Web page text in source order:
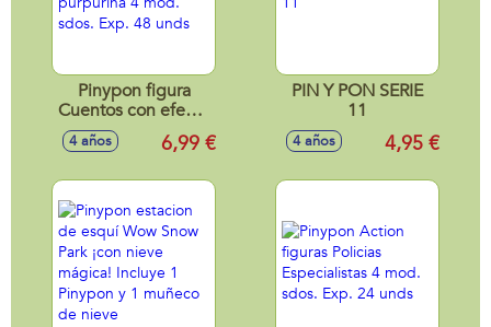
Pinypon figura
Cuentos con efecto
purpurina 4 mod.
sdos. Exp. 48 unds
4 años 6,99 €
PIN Y PON SERIE
11
4 años 4,95 €